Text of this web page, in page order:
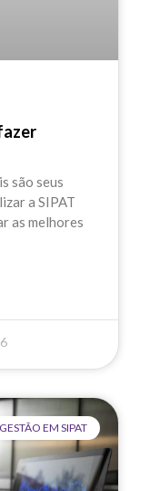
são seus
a SIPAT
as melhores
GESTÃO EM SIPAT